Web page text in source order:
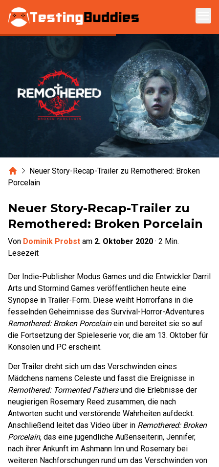
Zum Hauptinhalt springen
HomeNeuer Story-Recap-Trailer zu Remothered: Broken
Porcelain
Neuer Story-Recap-Trailer zu
Remothered: Broken Porcelain
Von Dominik Probst am 2. Oktober 2020 · 2 Min.
Lesezeit
Der Indie-Publisher Modus Games und die Entwickler Darril
Arts und Stormind Games veröffentlichen heute eine
Synopse in Trailer-Form. Diese weiht Horrorfans in die
fesselnden Geheimnisse des Survival-Horror-Adventures
Remothered: Broken Porcelainein und bereitet sie so auf
die Fortsetzung der Spieleserie vor, die am 13. Oktober für
Konsolen und PC erscheint.
Der Trailer dreht sich um das Verschwinden eines
Mädchens namens Celeste und fasst die Ereignisse in
Remothered: Tormented Fathersund die Erlebnisse der
neugierigen Rosemary Reed zusammen, die nach
Antworten sucht und verstörende Wahrheiten aufdeckt.
Anschließend leitet das Video über in Remothered: Broken
Porcelain, das eine jugendliche Außenseiterin, Jennifer,
nach ihrer Ankunft im Ashmann Inn und Rosemary bei
weiteren Nachforschungen rund um das Verschwinden von